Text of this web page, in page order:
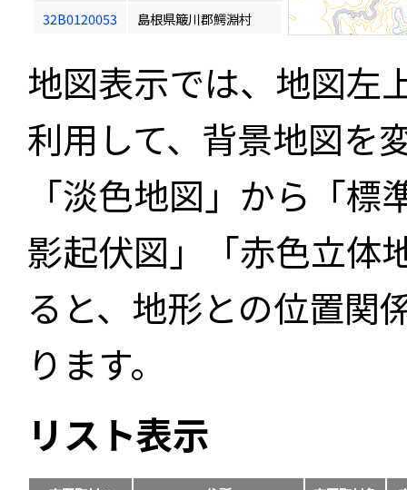
32B0120053
島根県簸川郡鰐淵村
地図表示では、地図左
利用して、背景地図を
「淡色地図」から「
影起伏図」「赤色立体
ると、地形との位置関
ります。
リスト表示